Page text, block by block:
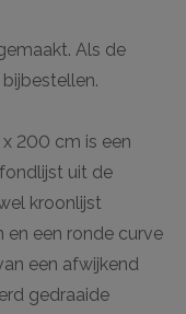
Als de
200 cm is een
uit de
kroonlijst
en een ronde curve
een afwijkend
gedraaide